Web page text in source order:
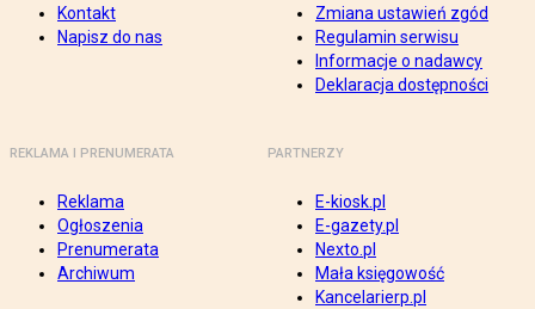
Kontakt
Napisz do nas
Zmiana ustawień zgód
Regulamin serwisu
Informacje o nadawcy
Deklaracja dostępności
REKLAMA I PRENUMERATA
Reklama
Ogłoszenia
Prenumerata
Archiwum
PARTNERZY
E-kiosk.pl
E-gazety.pl
Nexto.pl
Mała księgowość
Kancelarierp.pl